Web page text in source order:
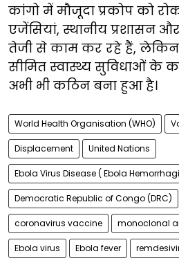
कांगो में मौजूदा प्रकोप को
एजेंसियां, स्थानीय प्रशासन
तेजी से काम कर रहे हैं, लेकिन
सीमित स्वास्थ्य सुविधाओं के
अभी भी कठिन बना हुआ है।
World Health Organisation (WHO)
Displacement United Nations
Ebola Virus Disease ( Ebola
Democratic Republic of Congo (DRC)
coronavirus vaccine monoclonal
Ebola virus Ebola fever